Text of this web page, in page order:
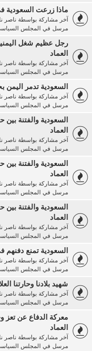
ماذا زرعت السعودية
آخر مشاركة بواسطة ناصر
مرسل في المجلس
رجل عظيم شغل
العماد
آخر مشاركة بواسطة ناصر
مرسل في المجلس
السعودية تدمر اليمن
آخر مشاركة بواسطة ناصر
مرسل في المجلس
السعودية والفتنة
العماد
آخر مشاركة بواسطة ناصر
مرسل في المجلس
السعودية والفتنة
العماد
آخر مشاركة بواسطة ناصر
مرسل في المجلس
السعودية والفتنة
العماد
آخر مشاركة بواسطة ناصر
مرسل في المجلس
السعودية تمنع دفنهم
آخر مشاركة بواسطة ناصر
مرسل في المجلس
شهيد بلادنا وحارتنا
آخر مشاركة بواسطة ناصر
مرسل في المجلس
معركة الدفاع عن تعز
العماد
آخر مشاركة بواسطة ناصر
مرسل في المجلس